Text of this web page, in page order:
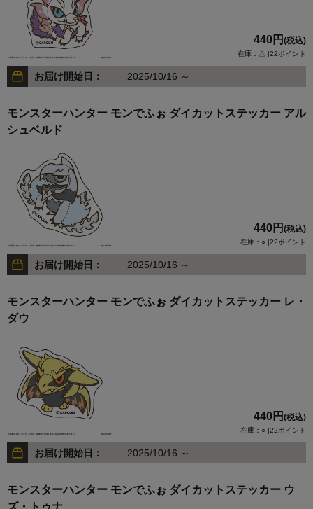
440円 (税込)
在庫：△ |22ポイント
お届け開始日： 2025/10/16 ～
モンスターハンター モンでふぉ ダイカットステッカー アル
シュベルド
440円 (税込)
在庫：○ |22ポイント
お届け開始日： 2025/10/16 ～
モンスターハンター モンでふぉ ダイカットステッカー レ・
ダウ
440円 (税込)
在庫：○ |22ポイント
お届け開始日： 2025/10/16 ～
モンスターハンター モンでふぉ ダイカットステッカー ウ